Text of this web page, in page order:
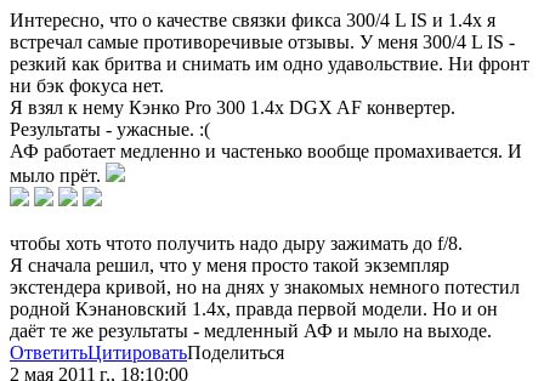
Интересно, что о качестве связки фиксa 300/4 L IS и 1.4x я
встречал самые противоречивые отзывы. У меня 300/4 L IS -
резкий как бритва и снимать им одно удавольствие. Ни фронт
ни бэк фокуса нет.
Я взял к нему Кэнко Pro 300 1.4х DGX AF конвертер.
Результаты - ужасные. :(
АФ работает медленно и частенько вообще промахивается. И
мыло прёт.
чтобы хоть чтото получить надо дыру зажимать до f/8.
Я сначала решил, что у меня просто такой экземпляр
экстендера кривой, но на днях у знакомых немного потестил
родной Кэнановский 1.4х, правда первой модели. Но и он
даёт те же результаты - медленный АФ и мыло на выходе.
ОтветитьЦитироватьПоделиться
2 мая 2011 г., 18:10:00